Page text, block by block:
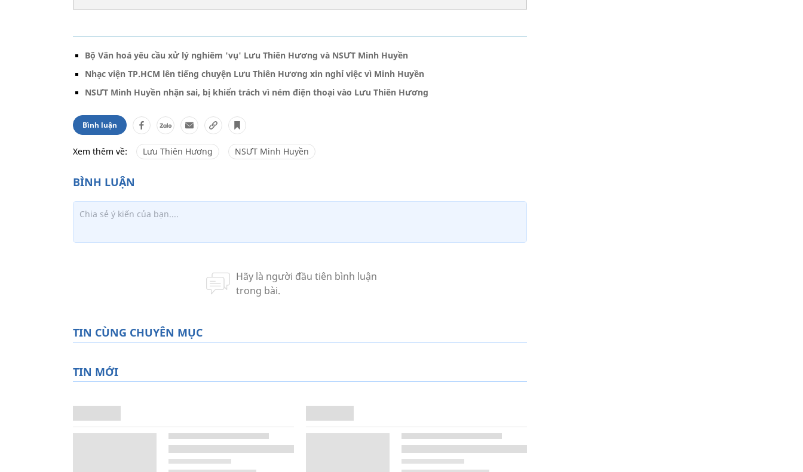
Bộ Văn hoá yêu cầu xử lý nghiêm 'vụ' Lưu Thiên Hương và NSƯT Minh Huyền
Nhạc viện TP.HCM lên tiếng chuyện Lưu Thiên Hương xin nghỉ việc vì Minh Huyền
NSƯT Minh Huyền nhận sai, bị khiển trách vì ném điện thoại vào Lưu Thiên Hương
Bình luận
Xem thêm về: Lưu Thiên Hương NSƯT Minh Huyền
TIN CÙNG CHUYÊN MỤC
TIN MỚI